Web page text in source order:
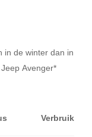
in de winter dan in
Avenger*
Verbruik